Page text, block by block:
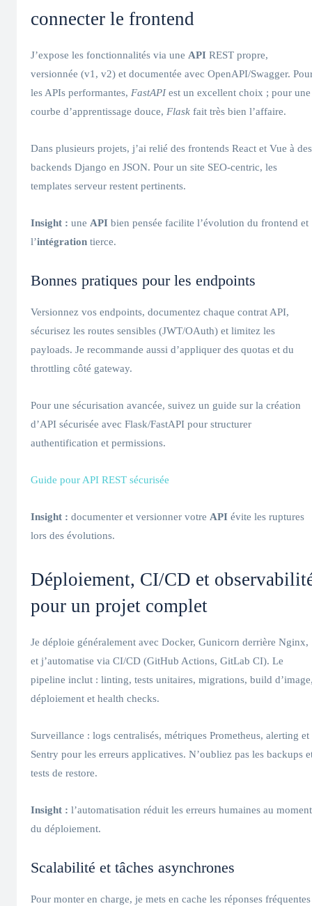
connecter le frontend
J’expose les fonctionnalités via une API REST propre,
versionnée (v1, v2) et documentée avec OpenAPI/Swagger.
les APIs performantes, FastAPIest un excellent choix ; pour une
courbe d’apprentissage douce, Flask fait très bien l’affaire.
Dans plusieurs projets, j’ai relié des frontends React et Vue à des
backends Django en JSON. Pour un site SEO‑centric, les
templates serveur restent pertinents.
Insight : une API bien pensée facilite l’évolution du frontend et
l’intégration tierce.
Bonnes pratiques pour les endpoints
Versionnez vos endpoints, documentez chaque contrat API,
sécurisez les routes sensibles (JWT/OAuth) et limitez les
payloads. Je recommande aussi d’appliquer des quotas et du
throttling côté gateway.
Pour une sécurisation avancée, suivez un guide sur la création
d’API sécurisée avec Flask/FastAPI pour structurer
authentification et permissions.
Guide pour API REST sécurisée
Insight : documenter et versionner votre API évite les ruptures
lors des évolutions.
Déploiement, CI/CD et
pour un projet complet
Je déploie généralement avec Docker, Gunicorn derrière Nginx,
et j’automatise via CI/CD (GitHub Actions, GitLab CI). Le
pipeline inclut : linting, tests unitaires, migrations, build
déploiement et health checks.
Surveillance : logs centralisés, métriques Prometheus, alerting et
Sentry pour les erreurs applicatives. N’oubliez pas les backups
tests de restore.
Insight : l’automatisation réduit les erreurs humaines au moment
du déploiement.
Scalabilité et tâches asynchrones
Pour monter en charge, je mets en cache les réponses fréquentes